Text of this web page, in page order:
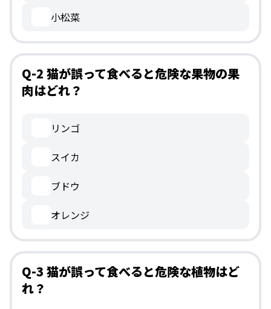
小松菜
Q-2 猫が誤って食べると危険な果物の果
肉はどれ？
リンゴ
スイカ
ブドウ
オレンジ
Q-3 猫が誤って食べると危険な植物はど
れ？